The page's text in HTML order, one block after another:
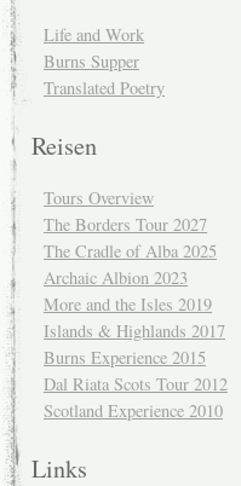
Life and Work
Burns Supper
Translated Poetry
Reisen
Tours Overview
The Borders Tour 2027
The Cradle of Alba 2025
Archaic Albion 2023
More and the Isles 2019
Islands & Highlands 2017
Burns Experience 2015
Dal Riata Scots Tour 2012
Scotland Experience 2010
Links